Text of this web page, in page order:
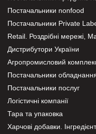
Постачальники nonfood
Постачальники Private
Retail. Роздрібні мережі,
Дистрибутори України
Агропромисловий
Постачальники
Постачальники послуг
Логістичні компанії
Тара та упаковка
Харчові добавки.